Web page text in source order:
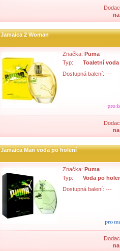
Jamaica 2 Woman
Značka: Puma
Typ:
Toaletní voda
Dostupná balení: ---
Jamaica Man voda po holení
Značka: Puma
Typ:
Voda po
Dostupná balení: ---